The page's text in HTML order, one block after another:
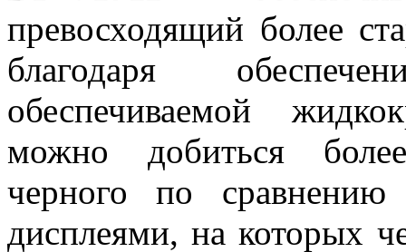
превосходящий более
благодаря
обеспечиваемой
можно добиться
черного по
дисплеями, на которых